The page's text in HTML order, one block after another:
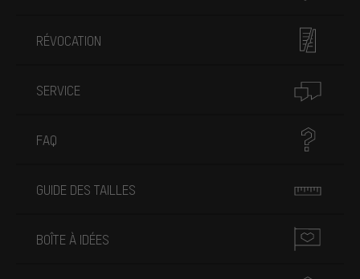
RÉVOCATION
SERVICE
FAQ
GUIDE DES TAILLES
BOÎTE À IDÉES